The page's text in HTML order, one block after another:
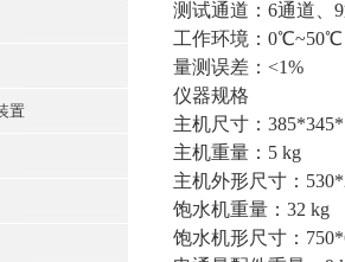
置
测试通道：6通道、
工作环境：
量测误差：<1%
仪器规格
主机尺寸：
主机重量：5 kg
主机外形尺寸：
饱水机重量：32 kg
饱水机形尺寸：